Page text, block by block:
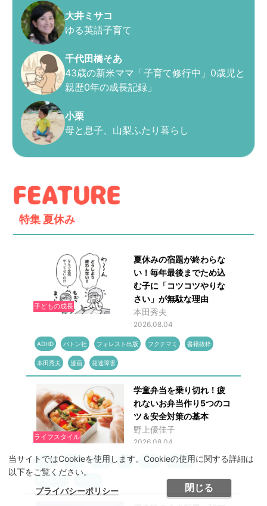
当サイトではCookieを使用します。Cookieの使用に関する詳細は
以下をご覧ください。
プライバシーポリシー
閉じる
大井ミサコ
ゆる英語子育て
千代田橋そあ
43歳の新米ママ「子育て修行中」0歳児と
親歴0年の成長記録」
小栗
母と息子、山梨ふたり暮らし
特集 夏休み
子どもの成長
夏休みの宿題が終わらな
い！毎年最後までため込
む子に「コツコツやりな
さい」が無駄な理由
本田秀夫
2026.08.04
ADHD バトン社 フォレスト出版 フクチマミ 書籍抜粋
本田秀夫 漫画 発達障害
ライフスタイル
学童弁当を乗り切れ！疲
れないお弁当作り5つのコ
ツ＆安全対策の基本
野上優佳子
2026.08.04
お弁当 レシピ 夏休み 学童 小学館 書籍抜粋